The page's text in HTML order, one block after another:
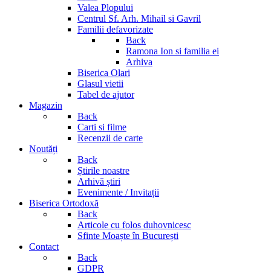
Valea Plopului
Centrul Sf. Arh. Mihail si Gavril
Familii defavorizate
Back
Ramona Ion si familia ei
Arhiva
Biserica Olari
Glasul vietii
Tabel de ajutor
Magazin
Back
Carti si filme
Recenzii de carte
Noutăți
Back
Știrile noastre
Arhivă știri
Evenimente / Invitații
Biserica Ortodoxă
Back
Articole cu folos duhovnicesc
Sfinte Moaște în București
Contact
Back
GDPR